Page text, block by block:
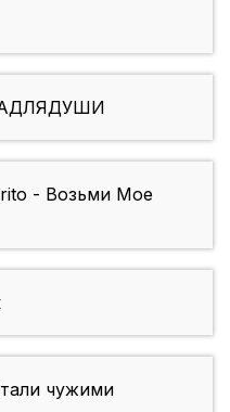
- Возьми Мое
чужими